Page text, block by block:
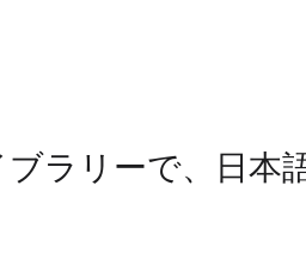
ラリーで、日本